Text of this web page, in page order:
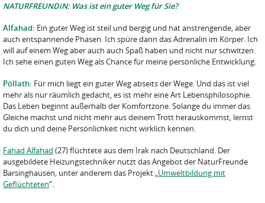
NATURFREUNDiN: Was ist ein guter Weg für Sie?
Alfahad: Ein guter Weg ist steil und bergig und hat anstrengende, aber
auch entspannende Phasen. Ich spüre dann das Adrenalin im Körper. Ich
will auf einem Weg aber auch auch Spaß haben und nicht nur schwitzen.
Ich sehe einen guten Weg als Chance für meine persönliche Entwicklung.
Pöllath: Für mich liegt ein guter Weg abseits der Wege. Und das ist viel
mehr als nur räumlich gedacht, es ist mehr eine Art Lebensphilosophie.
Das Leben beginnt außerhalb der Komfortzone. Solange du immer das
Gleiche machst und nicht mehr aus deinem Trott herauskommst, lernst
du dich und deine Persönlichkeit nicht wirklich kennen.
Fahad Alfahad (27) flüchtete aus dem Irak nach Deutschland. Der
ausgebildete Heizungstechniker nutzt das Angebot der NaturFreunde
Barsinghausen, unter anderem das Projekt „Umweltbildung mit
Geflüchteten“.